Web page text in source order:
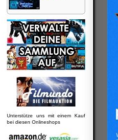
Unterstütze uns mit einem Kauf
bei diesen Onlineshops